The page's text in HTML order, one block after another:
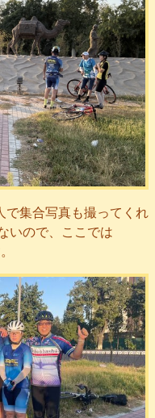
で集合写真も撮ってくれ
いので、ここでは